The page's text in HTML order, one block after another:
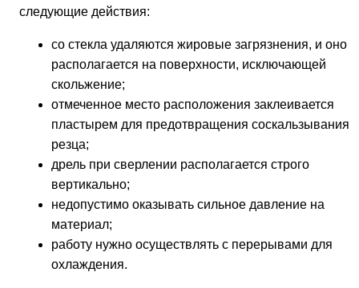
следующие действия:
со стекла удаляются жировые загрязнения, и оно
располагается на поверхности, исключающей
скольжение;
отмеченное место расположения заклеивается
пластырем для предотвращения соскальзывания
резца;
дрель при сверлении располагается строго
вертикально;
недопустимо оказывать сильное давление на
материал;
работу нужно осуществлять с перерывами для
охлаждения.